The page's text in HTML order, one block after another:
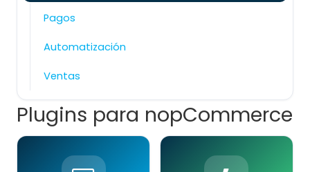
Pagos
Automatización
Ventas
Plugins para nopCommerce